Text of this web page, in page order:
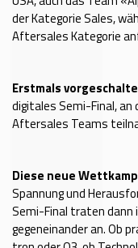
der Kategorie Sales,
Aftersales Kategorie
Erstmals
digitales Semi-Final,
Aftersales Teams
Diese neue
Spannung und
Semi-Final traten dann
gegeneinander an. Ob